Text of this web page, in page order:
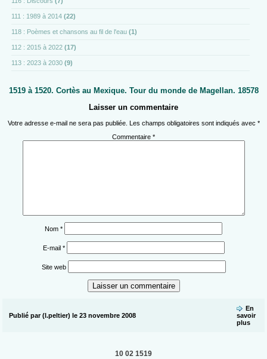
111 : 1989 à 2014 (22)
118 : Poèmes et chansons au fil de l'eau (1)
112 : 2015 à 2022 (17)
113 : 2023 à 2030 (9)
1519 à 1520. Cortès au Mexique. Tour du monde de Magellan. 18578
Laisser un commentaire
Votre adresse e-mail ne sera pas publiée. Les champs obligatoires sont indiqués avec *
Commentaire *
Nom *
E-mail *
Site web
Publié par (l.peltier) le 23 novembre 2008
En
savoir
plus
10 02 1519